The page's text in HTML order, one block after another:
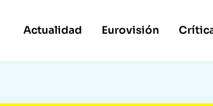
Actualidad Eurovisión